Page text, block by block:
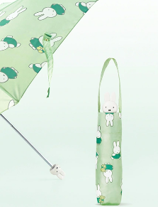
닐라 향미를 더한 녹차
디드 티
화로운 블렌디드 홍차
디드 티
티
홍차
안하게 즐기기 좋은 허브차
더한 허브차
1.5분간 우려드세요.
화씨)의 물에 2~3분간 우려드세요.
티백(8종 4입씩, 총 32입)으로 구성되어 있습
높이 85mm 크기의 육각형 형태의 종